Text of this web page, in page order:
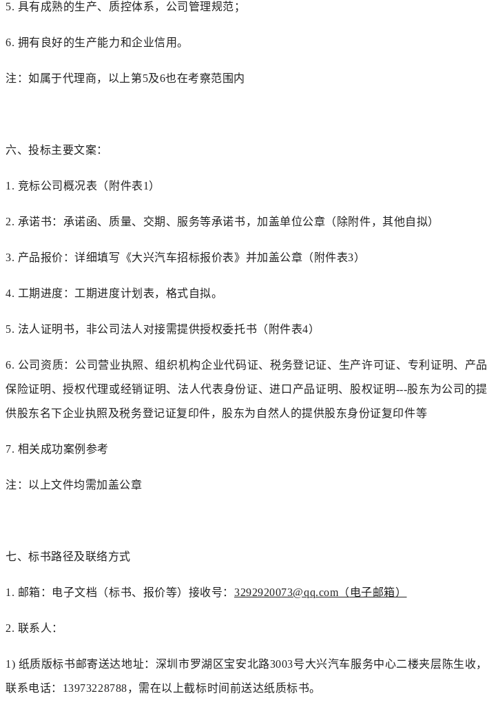
5. 具有成熟的生产、质控体系，公司管理规范；
6. 拥有良好的生产能力和企业信用。
注：如属于代理商，以上第5及6也在考察范围内
六、投标主要文案：
1. 竞标公司概况表（附件表1）
2. 承诺书：承诺函、质量、交期、服务等承诺书，加盖单位公章（ 除附件，其他自拟）
3. 产品报价：详细填写《大兴汽车招标报价表》并加盖公章（附件表3）
4. 工期进度： 工期进度计划 表，格式自拟。
5. 法人证明书，非公司法人对接需提供授权委托书（附件表4）
6. 公司资质：公司营业执照、组织机构企业代码证、税务登记证、生产许可证、专利证明、产品
保险证明、授权代理或经销证明、法人代表身份证、进口产品证明、股权证明---股东为公司的提
供股东名下企业执照及税务登记证复印件，股东为自然人的提供股东身份证复印件等
7. 相关成功案例 参考
注： 以上文件均需加盖公章
七、标书路径及联络方式
1. 邮箱：电子文档（标书、报价等）接收号： 3292920073@qq.com（ 电子邮箱）
2. 联系人：
1) 纸质版标书邮寄送达地址：深圳市罗湖区宝安北路3003号大兴汽车服务中心二楼夹层 陈生收，
联系电话： 13973228788，需在以上截标时间前送达纸质标书。